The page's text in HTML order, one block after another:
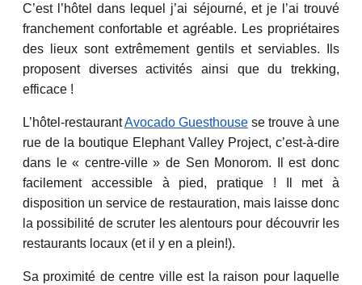
C’est l’hôtel dans lequel j’ai séjourné, et je l’ai trouvé
franchement confortable et agréable. Les propriétaires
des lieux sont extrêmement gentils et serviables. Ils
proposent diverses activités ainsi que du trekking,
efficace !
L’hôtel-restaurantAvocado Guesthouse se trouve à une
rue de la boutique Elephant Valley Project, c’est-à-dire
dans le « centre-ville » de Sen Monorom. Il est donc
facilement accessible à pied, pratique ! Il met à
disposition un service de restauration, mais laisse donc
la possibilité de scruter les alentours pour découvrir les
restaurants locaux (et il y en a plein!).
Sa proximité de centre ville est la raison pour laquelle